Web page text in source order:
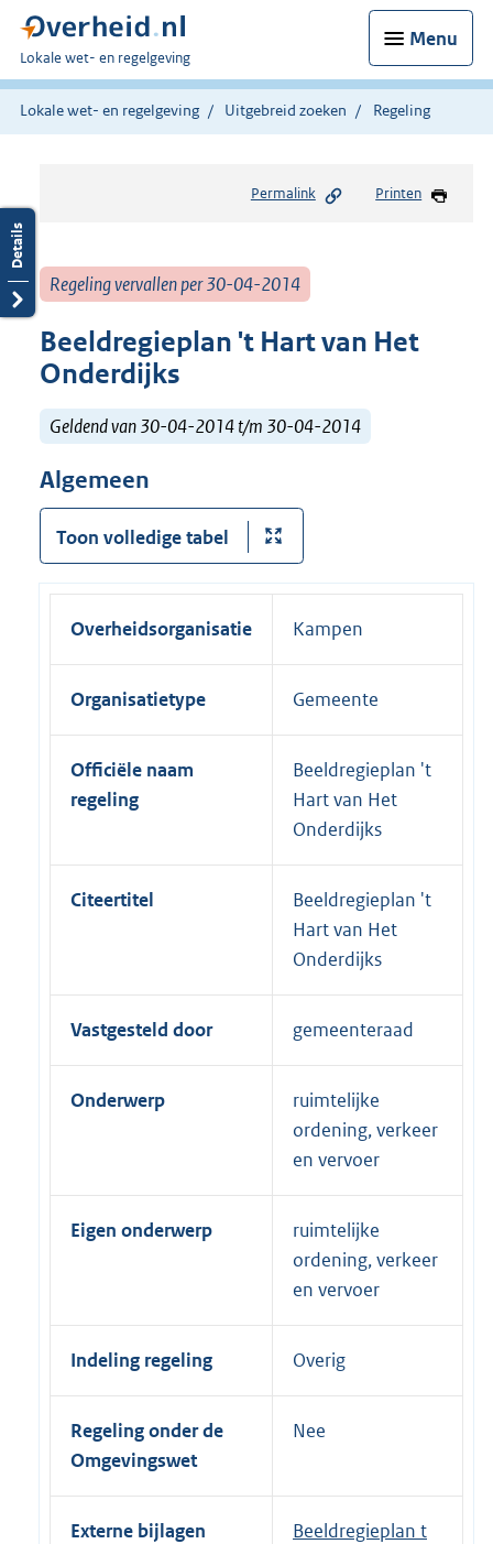
Menu
U
bent
hier:
Lokale wet- en regelgeving
Lokale wet- en regelgeving Uitgebreid zoeken Regeling
Permalink Printen
Regeling vervallen per 30-04-2014
Beeldregieplan 't Hart van Het
Onderdijks
Geldend van 30-04-2014 t/m 30-04-2014
Algemeen
Toon volledige tabel
Overheidsorganisatie Kampen
Organisatietype Gemeente
Officiële naam
regeling
Beeldregieplan 't
Hart van Het
Onderdijks
Citeertitel
Beeldregieplan 't
Hart van Het
Onderdijks
Vastgesteld door gemeenteraad
Onderwerp
ruimtelijke
ordening, verkeer
en vervoer
Eigen onderwerp
ruimtelijke
ordening, verkeer
en vervoer
Indeling regeling Overig
Regeling onder de
Omgevingswet
Nee
Externe bijlagen
Beeldregieplan t